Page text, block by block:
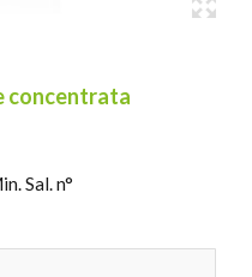
concentrata
Sal. n°